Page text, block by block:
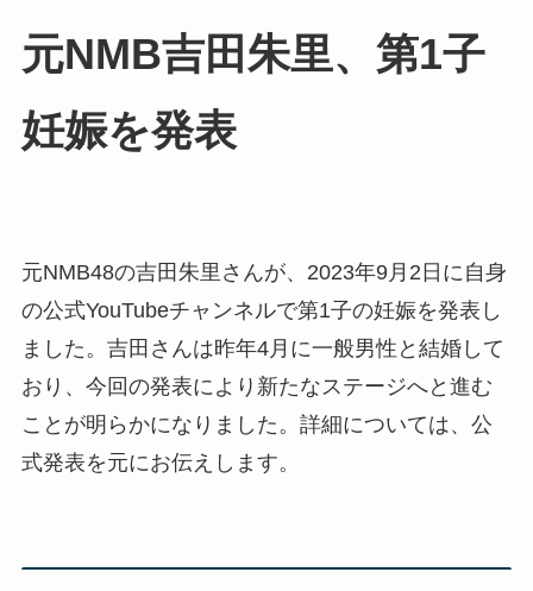
元NMB吉田朱里、第1子
妊娠を発表
元NMB48の吉田朱里さんが、2023年9月2日に自身
の公式YouTubeチャンネルで第1子の妊娠を発表し
ました。吉田さんは昨年4月に一般男性と結婚して
おり、今回の発表により新たなステージへと進む
ことが明らかになりました。詳細については、公
式発表を元にお伝えします。